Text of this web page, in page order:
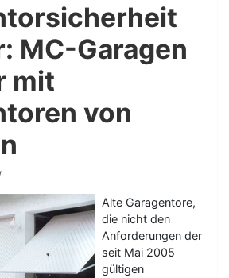
MC-Garagen
mit
von
Alte Garagentore,
die nicht den
Anforderungen der
seit Mai 2005
gültigen